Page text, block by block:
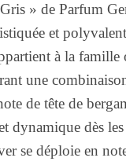
» de Parfum
et
à la famille
une
de tête de
dynamique dès les
se déploie en